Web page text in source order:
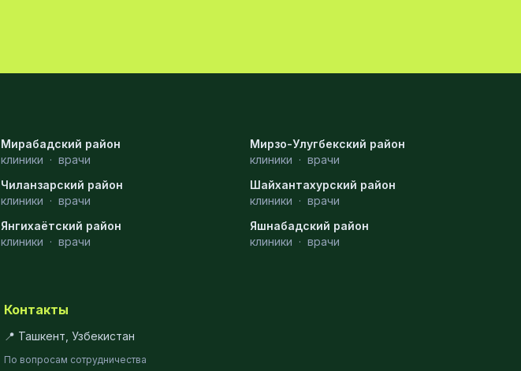
Мирабадский район
клиники · врачи
Мирзо-Улугбекский район
клиники · врачи
Чиланзарский район
клиники · врачи
Шайхантахурский район
клиники · врачи
Янгихаётский район
клиники · врачи
Яшнабадский район
клиники · врачи
Контакты
📍 Ташкент, Узбекистан
По вопросам сотрудничества